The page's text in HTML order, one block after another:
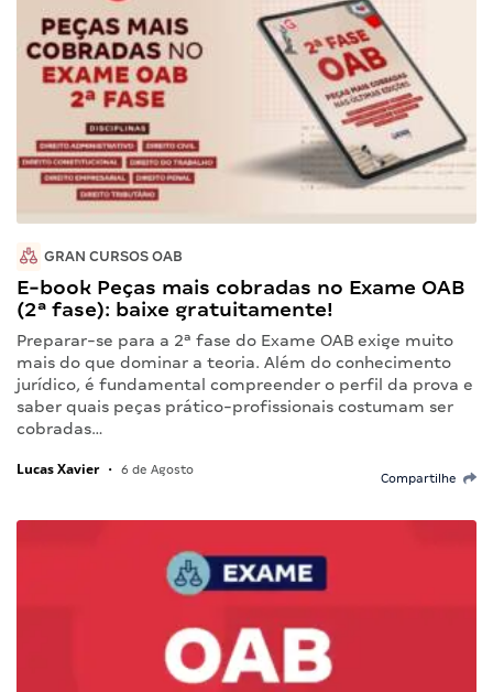
GRAN CURSOS OAB
E-book Peças mais cobradas no Exame OAB
(2ª fase): baixe gratuitamente!
Preparar-se para a 2ª fase do Exame OAB exige muito
mais do que dominar a teoria. Além do conhecimento
jurídico, é fundamental compreender o perfil da prova e
saber quais peças prático-profissionais costumam ser
cobradas…
Lucas Xavier • 6 de Agosto
Compartilhe